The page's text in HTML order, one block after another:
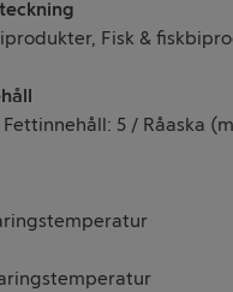
Fisk &
5 / Råaska